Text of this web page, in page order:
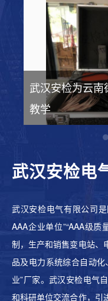
武汉安检为云
教学
武汉安检电
武汉安检电气有限公司
AAA企业单位”“AAA级
制，生产和销售变电站、
品及电力系统综合自动
业”厂家。武汉安检电气
和科研单位交流合作，引